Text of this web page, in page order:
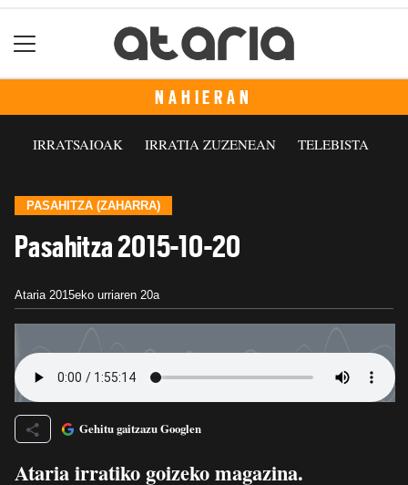
NAHIERAN
IRRATSAIOAK IRRATIA ZUZENEAN TELEBISTA
PASAHITZA (ZAHARRA)
Pasahitza 2015-10-20
Ataria 2015eko urriaren 20a
Gehitu gaitzazu Googlen
Ataria irratiko goizeko magazina.